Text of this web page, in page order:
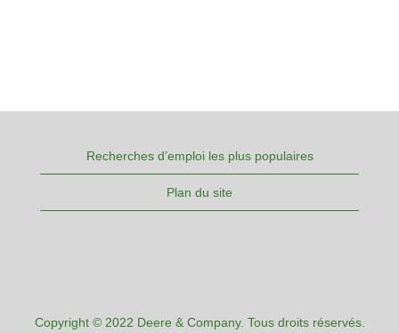
Recherches d’emploi les plus populaires
Plan du site
Copyright © 2022 Deere & Company. Tous droits réservés.